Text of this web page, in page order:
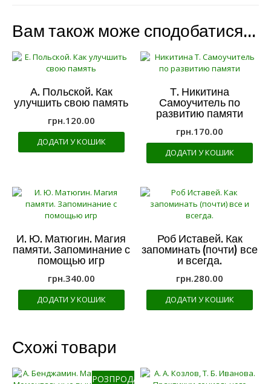
Вам також може сподобатися…
А. Польской. Как
улучшить свою память
грн.120.00
ДОДАТИ У КОШИК
Т. Никитина
Самоучитель по
развитию памяти
грн.170.00
ДОДАТИ У КОШИК
И. Ю. Матюгин. Магия
памяти. Запоминание с
помощью игр
грн.340.00
ДОДАТИ У КОШИК
Роб Иставей. Как
запоминать (почти) все
и всегда.
грн.280.00
ДОДАТИ У КОШИК
Схожі товари
РОЗПРОДАЖ!